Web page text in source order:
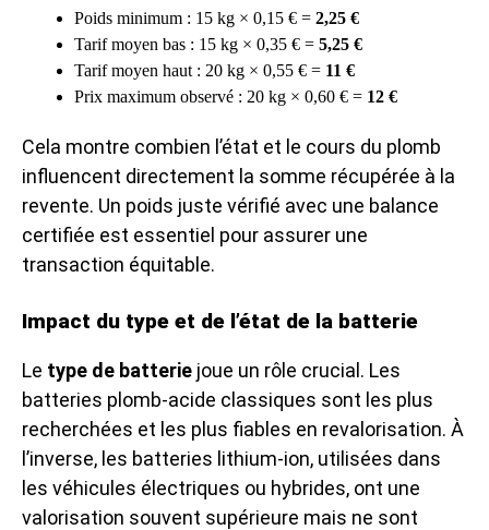
Poids minimum : 15 kg × 0,15 € = 2,25 €
Tarif moyen bas : 15 kg × 0,35 € = 5,25 €
Tarif moyen haut : 20 kg × 0,55 € = 11 €
Prix maximum observé : 20 kg × 0,60 € = 12 €
Cela montre combien l’état et le cours du plomb
influencent directement la somme récupérée à la
revente. Un poids juste vérifié avec une balance
certifiée est essentiel pour assurer une
transaction équitable.
Impact du type et de l’état de la batterie
Le type de batterie joue un rôle crucial. Les
batteries plomb-acide classiques sont les plus
recherchées et les plus fiables en revalorisation. À
l’inverse, les batteries lithium-ion, utilisées dans
les véhicules électriques ou hybrides, ont une
valorisation souvent supérieure mais ne sont